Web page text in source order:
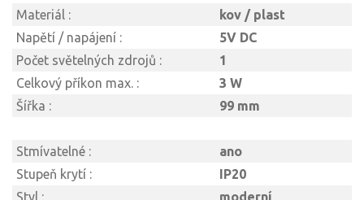
Materiál :
kov / plast
Napětí / napájení :
5V DC
Počet světelných zdrojů :
1
Celkový příkon max. :
3 W
Šířka :
99 mm
Stmívatelné :
ano
Stupeň krytí :
IP20
Styl :
moderní